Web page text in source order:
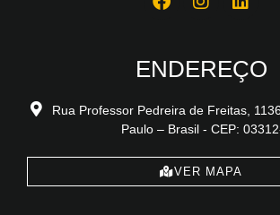
ENDEREÇO
Rua Professor Pedreira de Freitas,
Paulo – Brasil - CEP:
VER MAPA